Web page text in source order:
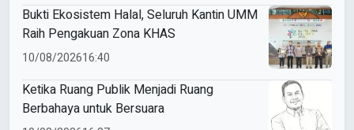
Bukti Ekosistem Halal, Seluruh Kantin UMM
Raih Pengakuan Zona KHAS
10/08/202616:40
Ketika Ruang Publik Menjadi Ruang
Berbahaya untuk Bersuara